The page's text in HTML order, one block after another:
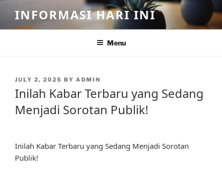
content
INFORMASI HARI INI
Menu
POSTED
JULY 2, 2025 BY ADMIN
Inilah Kabar Terbaru yang Sedang
Menjadi Sorotan Publik!
Inilah Kabar Terbaru yang Sedang Menjadi Sorotan
Publik!